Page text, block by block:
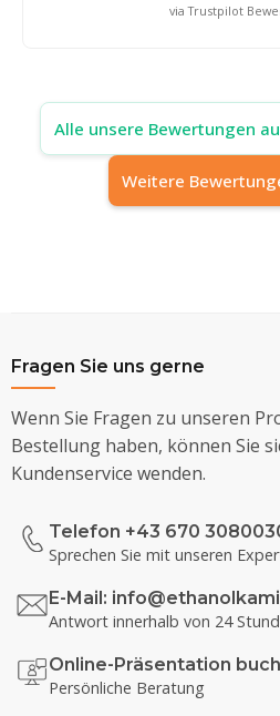
via Trustpilot
Alle unsere Bewertungen
Weitere
Fragen Sie uns gerne
Wenn Sie Fragen zu unseren
Bestellung haben, können Sie
Kundenservice wenden.
Telefon +43 670
Sprechen Sie mit unseren
E-Mail:
Antwort innerhalb von 24
Online-Präsentation
Persönliche Beratung